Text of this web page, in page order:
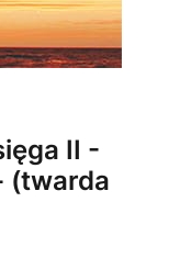
II -
(twarda